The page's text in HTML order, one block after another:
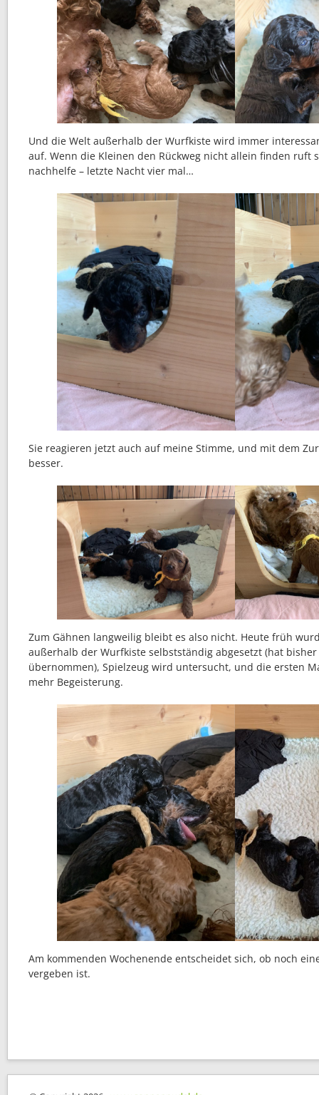
Und die Welt außerhalb der Wurfkiste wird immer
auf. Wenn die Kleinen den Rückweg nicht allein finden ruft
nachhelfe – letzte Nacht vier mal…
Sie reagieren jetzt auch auf meine Stimme, und mit dem
besser.
Zum Gähnen langweilig bleibt es also nicht. Heute früh
außerhalb der Wurfkiste selbstständig abgesetzt (hat
übernommen), Spielzeug wird untersucht, und die ersten
mehr Begeisterung.
Am kommenden Wochenende entscheidet sich, ob noch
vergeben ist.